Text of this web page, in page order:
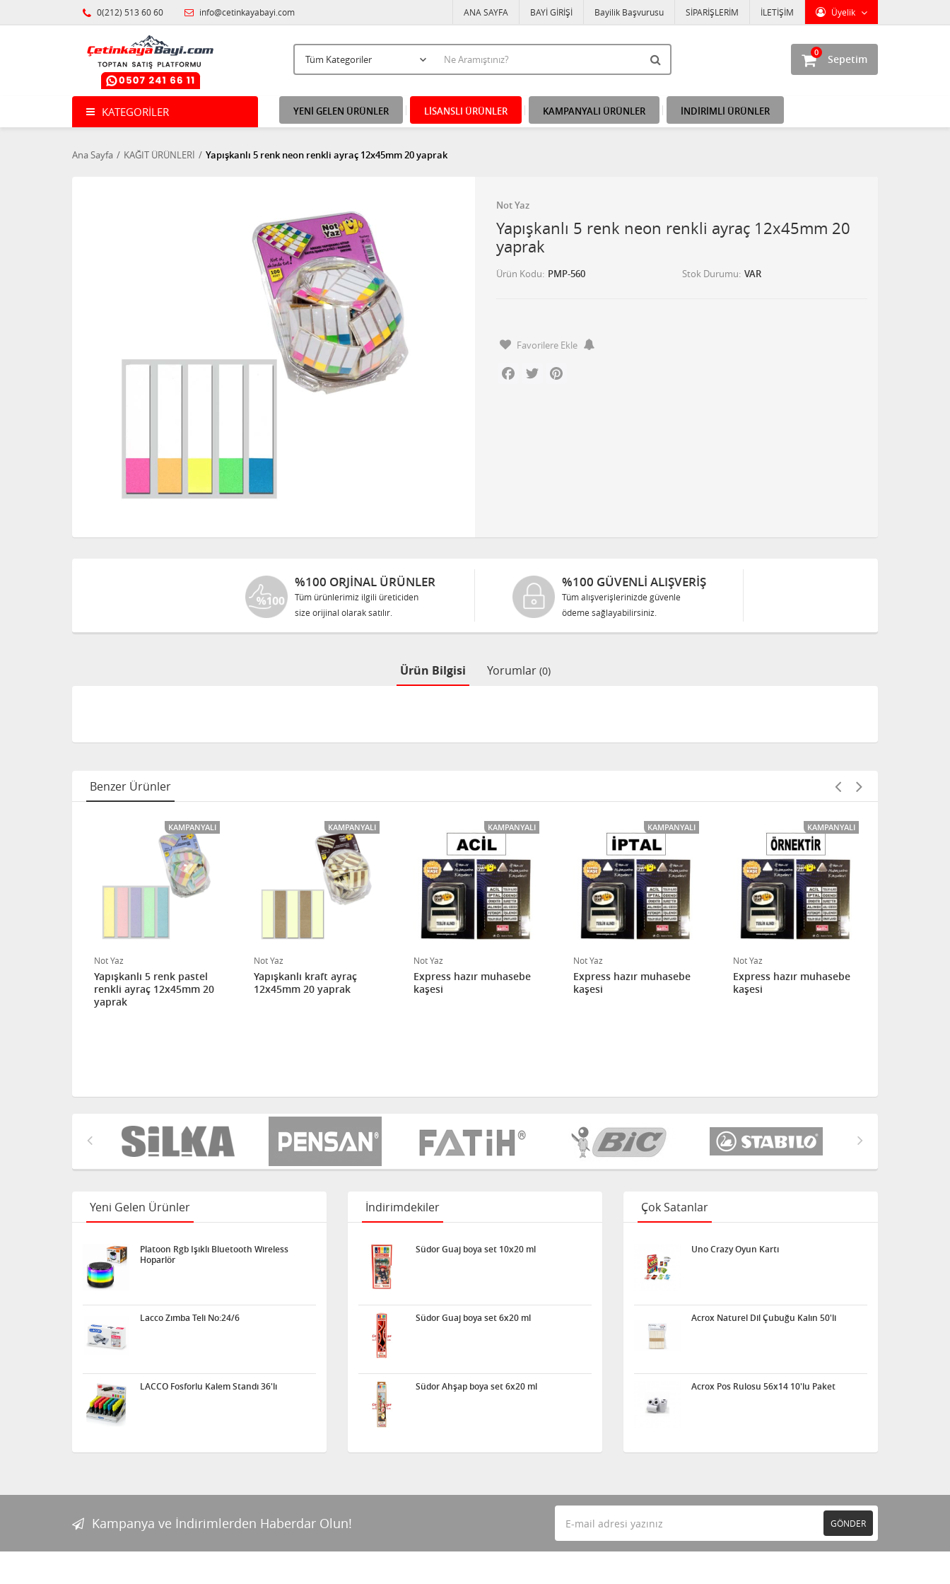
0(212) 513 60 60 info@cetinkayabayi.com Üyelik
ANA SAYFA BAYİ GİRİŞİ Bayilik Başvurusu SİPARİŞLERİM İLETİŞİM
Sepetim
0
KATEGORILER YENİ GELEN ÜRÜNLER LİSANSLI ÜRÜNLER KAMPANYALI ÜRÜNLER İNDİRİMLİ ÜRÜNLER
Ana Sayfa KAĞIT ÜRÜNLERİ Yapışkanlı 5 renk neon renkli ayraç 12x45mm 20 yaprak
Not Yaz
Yapışkanlı 5 renk neon renkli ayraç 12x45mm 20
yaprak
Ürün Kodu PMP-560 Stok Durumu VAR
Favorilere Ekle
Facebook
Twitter
%100 ORJINAL ÜRÜNLER
Tüm ürünlerimiz ilgili üreticiden
size orijinal olarak satılır.
%100 GÜVENLİ ALIŞVERİŞ
Tüm alışverişlerinizde güvenle
ödeme sağlayabilirsiniz.
Ürün Bilgisi Yorumlar (0)
Benzer Ürünler
KAMPANYALI
Not Yaz
Yapışkanlı 5 renk pastel
renkli ayraç 12x45mm 20
yaprak
KAMPANYALI
Not Yaz
Yapışkanlı kraft ayraç
12x45mm 20 yaprak
KAMPANYALI
Not Yaz
Express hazır muhasebe
kaşesi
KAMPANYALI
Not Yaz
Express hazır muhasebe
kaşesi
KAMPANYALI
Not Yaz
Express hazır muhasebe
kaşesi
Yeni Gelen Ürünler
Platoon Rgb Işıklı Bluetooth Wireless
Hoparlör
Lacco Zımba Teli No:24/6
LACCO Fosforlu Kalem Standı 36'lı
İndirimdekiler
Südor Guaj boya set 10x20 ml
Südor Guaj boya set 6x20 ml
Südor Ahşap boya set 6x20 ml
Çok Satanlar
Uno Crazy Oyun Kartı
Acrox Naturel Dil Çubuğu Kalın 50'li
Acrox Pos Rulosu 56x14 10'lu Paket
Kampanya ve İndirimlerden Haberdar Olun! GÖNDER